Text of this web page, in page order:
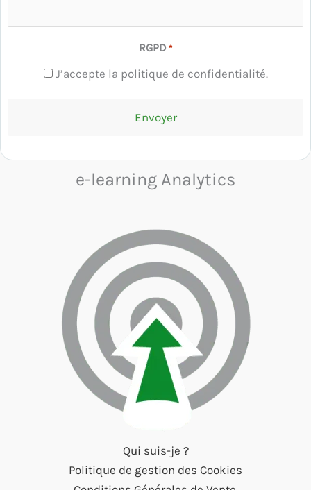
RGPD *
J’accepte la politique de confidentialité.
e-learning Analytics
Qui suis-je ?
Politique de gestion des Cookies